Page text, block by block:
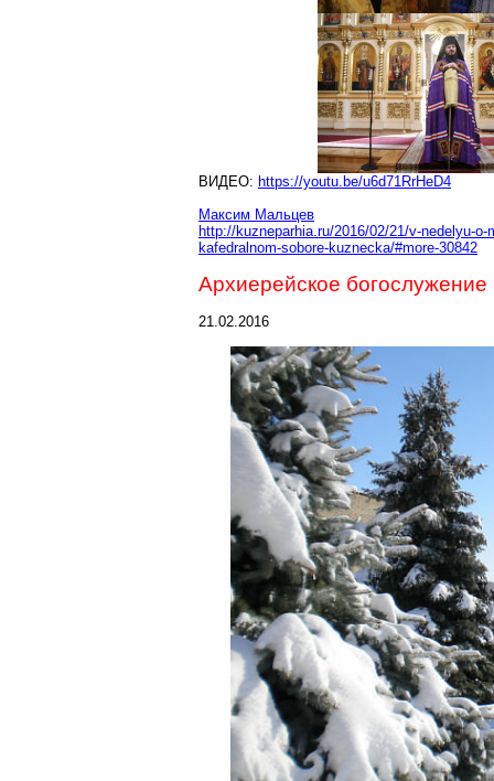
ВИДЕО: https://youtu.be/u6d71RrHeD4
Максим Мальцев
http://kuzneparhia.ru/2016/02/21/v-nedelyu-
kafedralnom-sobore-kuznecka/#more-30842
Архиерейское
21.02.2016